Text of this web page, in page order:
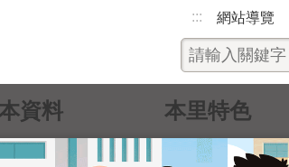
::: 網站導覽
資料 本里特色